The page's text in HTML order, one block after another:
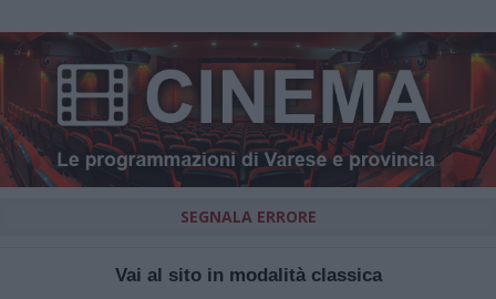
SEGNALA ERRORE
Vai al sito in modalità classica